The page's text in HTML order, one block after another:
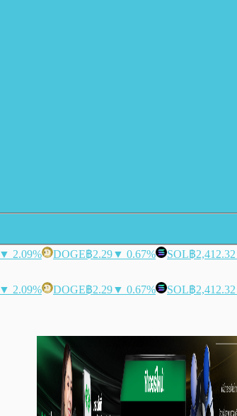
▼ 2.09% DOGE฿2.29▼ 0.67% SOL฿2,412.32
▼ 2.09% DOGE฿2.29▼ 0.67% SOL฿2,412.32